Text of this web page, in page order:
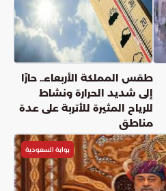
طقس المملكة الأربعاء.. حارًا
إلى شديد الحرارة ونشاط
للرياح المثيرة للأتربة على عدة
مناطق
بوابة السعودية